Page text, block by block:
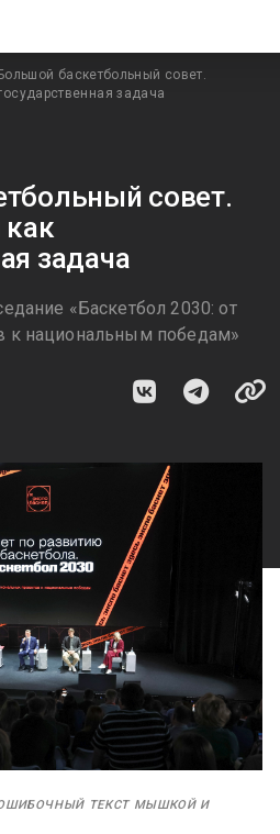
Большой баскетбольный совет.
задача
совет.
как
задача
«Баскетбол 2030: от
к национальным победам»
ТЕКСТ МЫШКОЙ И